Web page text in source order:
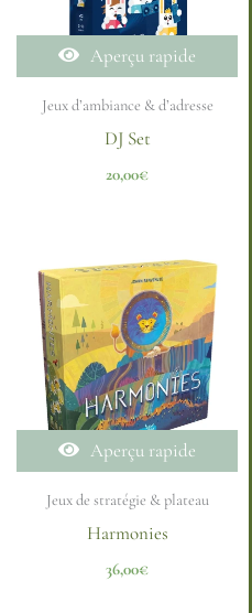
Aperçu rapide
Jeux d’ambiance & d’adresse
DJ Set
20,00€
Aperçu rapide
Jeux de stratégie & plateau
Harmonies
36,00€